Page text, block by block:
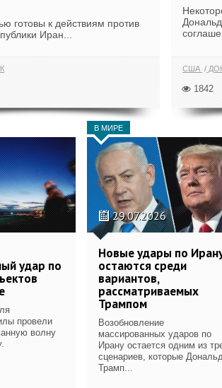
готовы к действиям против
Иран...
США
1842
удар по
провели
волну
В МИРЕ
29.07.2026
Новые удары по
остаются среди
вариантов,
рассматриваемых
Трампом
Возобновление
массированных ударов по
Ирану остается одним из
сценариев, которые
Трамп...